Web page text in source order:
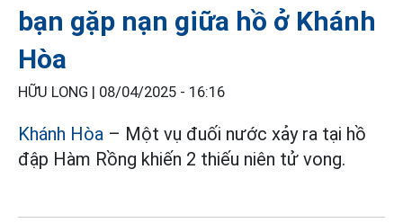
bạn gặp nạn giữa hồ ở Khánh
Hòa
HỮU LONG | 08/04/2025 - 16:16
Khánh Hòa – Một vụ đuối nước xảy ra tại hồ
đập Hàm Rồng khiến 2 thiếu niên tử vong.